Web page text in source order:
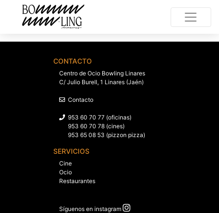
CONTACTO
Centro de Ocio Bowling Linares
C/ Julio Burell, 1 Linares (Jaén)
Contacto
953 60 70 77 (oficinas)
953 60 70 78 (cines)
953 65 08 53 (pizzon pizza)
SERVICIOS
Cine
Ocio
Restaurantes
Síguenos en instagram